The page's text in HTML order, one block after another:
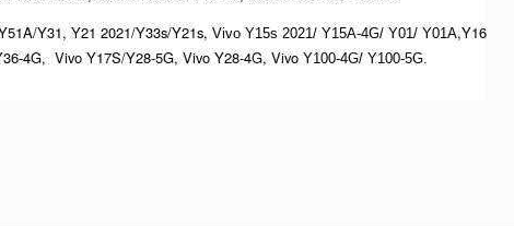
Y31, Y21 2021/Y33s/Y21s, Vivo Y15s 2021/ Y15A-4G/ Y01/ Y01A,Y16
4G, Vivo Y17S/Y28-5G, Vivo Y28-4G, Vivo Y100-4G/ Y100-5G.